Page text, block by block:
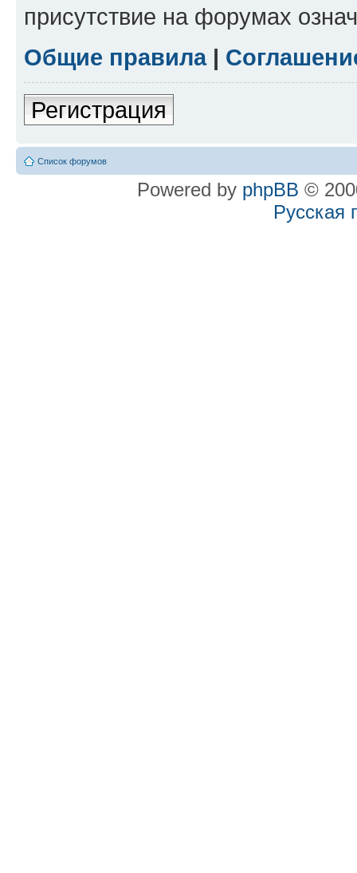
присутствие на форумах
Общие правила|
Регистрация
Список форумов
Powered by phpBB ©
Русская